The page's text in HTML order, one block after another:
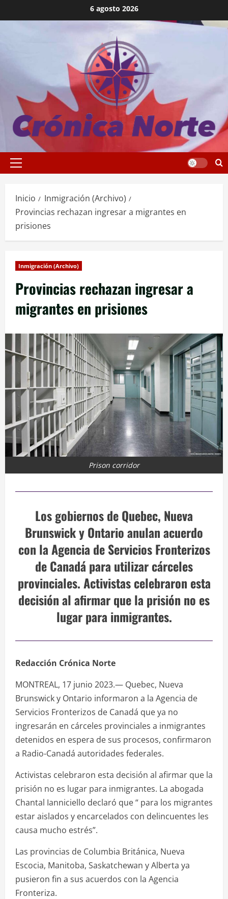
al
6 agosto 2026
Menú
Inicio
Inmigración (Archivo)
Provincias rechazan ingresar a migrantes en
prisiones
Inmigración (Archivo)
Provincias rechazan ingresar a
migrantes en prisiones
Prison corridor
Los gobiernos de Quebec, Nueva
Brunswick y Ontario anulan acuerdo
con la Agencia de Servicios Fronterizos
de Canadá para utilizar cárceles
provinciales. Activistas celebraron esta
decisión al afirmar que la prisión no es
lugar para inmigrantes.
Redacción Crónica Norte
MONTREAL, 17 junio 2023.— Quebec, Nueva
Brunswick y Ontario informaron a la Agencia de
Servicios Fronterizos de Canadá que ya no
ingresarán en cárceles provinciales a inmigrantes
detenidos en espera de sus procesos, confirmaron
a Radio-Canadá autoridades federales.
Activistas celebraron esta decisión al afirmar que la
prisión no es lugar para inmigrantes. La abogada
Chantal Ianniciello declaró que “ para los migrantes
estar aislados y encarcelados con delincuentes les
causa mucho estrés”.
Las provincias de Columbia Británica, Nueva
Escocia, Manitoba, Saskatchewan y Alberta ya
pusieron fin a sus acuerdos con la Agencia
Fronteriza.